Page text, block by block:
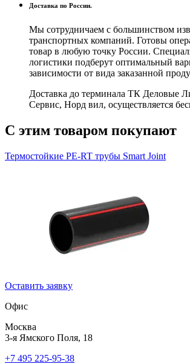
Доставка по России.
Мы сотрудничаем с большинством
транспортных компаний. Готовы
товар в любую точку России.
логистики подберут оптимальный
зависимости от вида заказанной
Доставка до терминала ТК Деловые
Сервис, Норд вил, осуществляется
С этим товаром покупают
Термостойкие PE-RT трубы Smart Joint
Оставить заявку
Офис
Москва
3-я Ямского Поля, 18
+7 495 225-95-38